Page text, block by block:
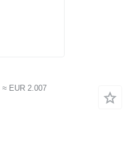
≈ EUR 2.007